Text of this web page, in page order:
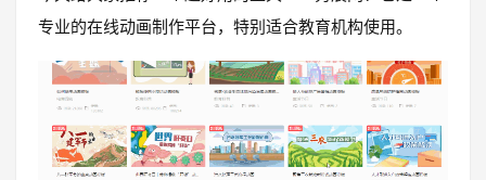
专业的在线动画制作平台，特别适合教育机构使用。